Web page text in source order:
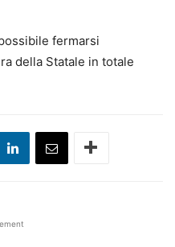
fermarsi
della Statale in totale